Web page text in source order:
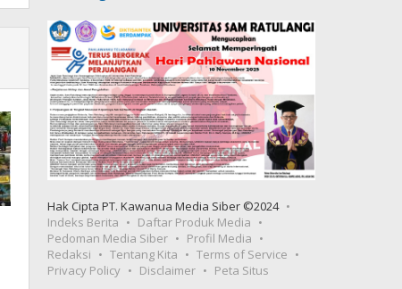
Hak Cipta PT. Kawanua Media Siber ©2024
Indeks Berita
Daftar Produk Media
Pedoman Media Siber
Profil Media
Redaksi
Tentang Kita
Terms of Service
Privacy Policy
Disclaimer Peta Situs